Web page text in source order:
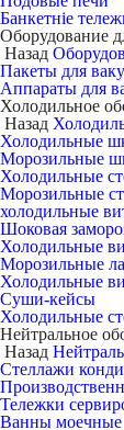
Банкетніе
Оборудование
Назад
Пакеты для
Аппараты для
Холодильное
Назад
Холодильные
Морозильные
Холодильные
Морозильные
холодильные
Шоковая
Холодильные
Морозильные
Холодильные
Суши-кейсы
Холодильные
Нейтральное
Назад
Стеллажи
Тележки
Ванны моечные